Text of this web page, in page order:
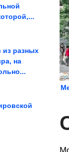
из разных
на